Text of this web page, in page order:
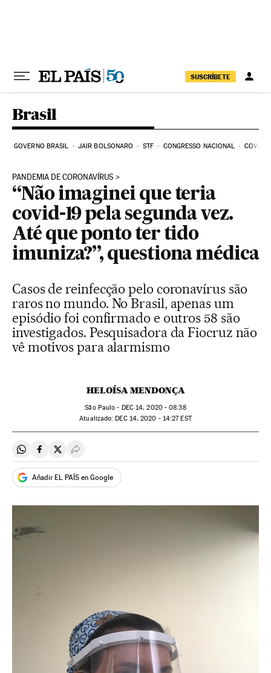
SUSCRÍBETE
Brasil
GOVERNO BRASIL JAIR BOLSONARO STF CONGRESSO NACIONAL COVID-
PANDEMIA DE CORONAVÍRUS
“Não imaginei que teria
covid-19 pela segunda vez.
Até que ponto ter tido
imuniza?”, questiona médica
Casos de reinfecção pelo coronavírus são
raros no mundo. No Brasil, apenas um
episódio foi confirmado e outros 58 são
investigados. Pesquisadora da Fiocruz não
vê motivos para alarmismo
HELOÍSA MENDONÇA
São Paulo - DEC14, 2020 - 08:38
atualizado: DEC14, 2020 - 14:27EST
Compartir en Whatsapp
Compartir en Facebook
Compartir en Twitter
Desplegar Redes Sociales
Añadir EL PAÍS en Google